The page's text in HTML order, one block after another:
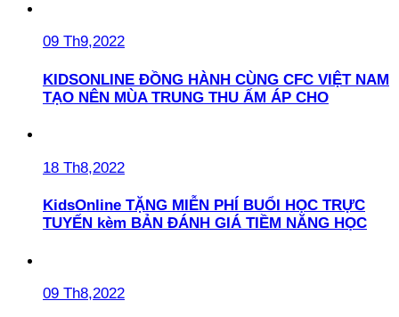
09 Th9,2022
KIDSONLINE ĐỒNG HÀNH CÙNG CFC VIỆT NAM
TẠO NÊN MÙA TRUNG THU ẤM ÁP CHO
18 Th8,2022
KidsOnline TẶNG MIỄN PHÍ BUỔI HỌC TRỰC
TUYẾN kèm BẢN ĐÁNH GIÁ TIỀM NĂNG HỌC
09 Th8,2022